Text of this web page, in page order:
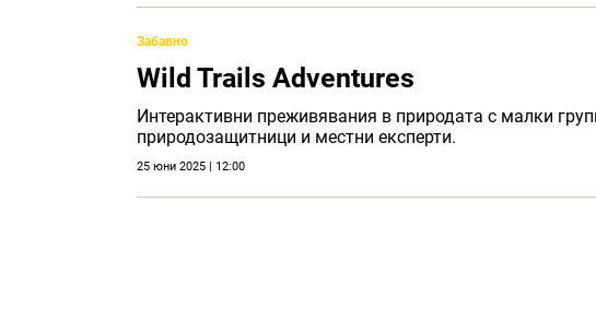
Забавно
Wild Trails Adventures
Интерактивни преживявания в природата с малки
природозащитници и местни експерти.
25 юни 2025 | 12:00